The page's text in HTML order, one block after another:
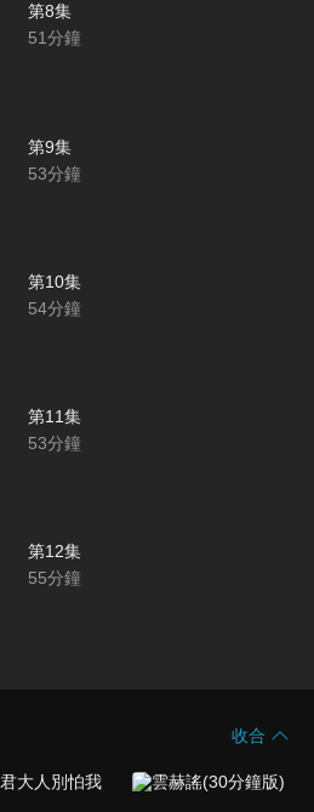
第8集
51分鐘
第9集
53分鐘
第10集
54分鐘
第11集
53分鐘
第12集
55分鐘
收合